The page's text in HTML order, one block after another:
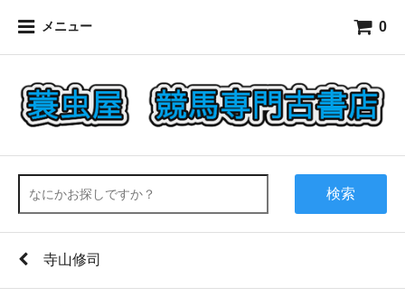
メニュー 0
検索
寺山修司